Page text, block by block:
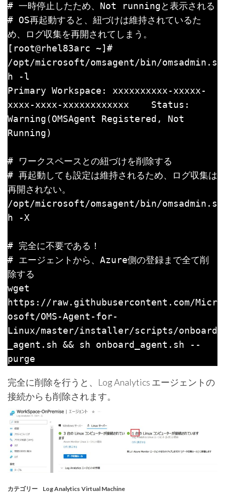
# 一時停止したため、Not runningと表示される
# OS再起動すると、紐づけは維持されているた
め、ログ収集を再開されてしまう。
[root@rhel83arc ~]#
/opt/microsoft/omsagent/bin/omsadmin.s
h -l
Primary Workspace: xxxxxxxxxx-xxxxx-
xxxx-xxxx-xxxxxxxxxxxx    Status:
Warning(OMSAgent Registered, Not
Running)
# ワークスペースとの紐づけを削除する
# 再起動しても設定は維持されるため、ログ収集は
再開されない。
/opt/microsoft/omsagent/bin/omsadmin.s
h -X
# 完全に不要である！
# エージェントから、Azure側の登録まで全て削
除する
wget
https://raw.githubusercontent.com/Micr
osoft/OMS-Agent-for-
Linux/master/installer/scripts/onboard
_agent.sh && sh onboard_agent.sh --
完全に削除を行うと、Log Analytics エージェントの
接続からも削除されます。
カテゴリー Log Analytics Virtual Machine